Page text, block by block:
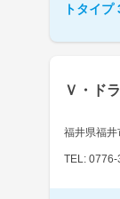
トタイプ
Ｖ・ド
福井県福井
TEL: